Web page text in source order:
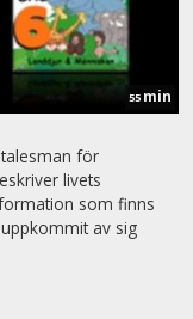
55 min
för
livets
som finns
av sig